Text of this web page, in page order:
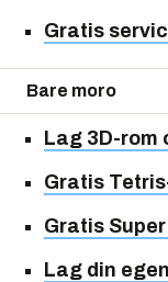
Gratis
Bare moro
Lag 3D-rom
Gratis
Gratis Super
Lag din